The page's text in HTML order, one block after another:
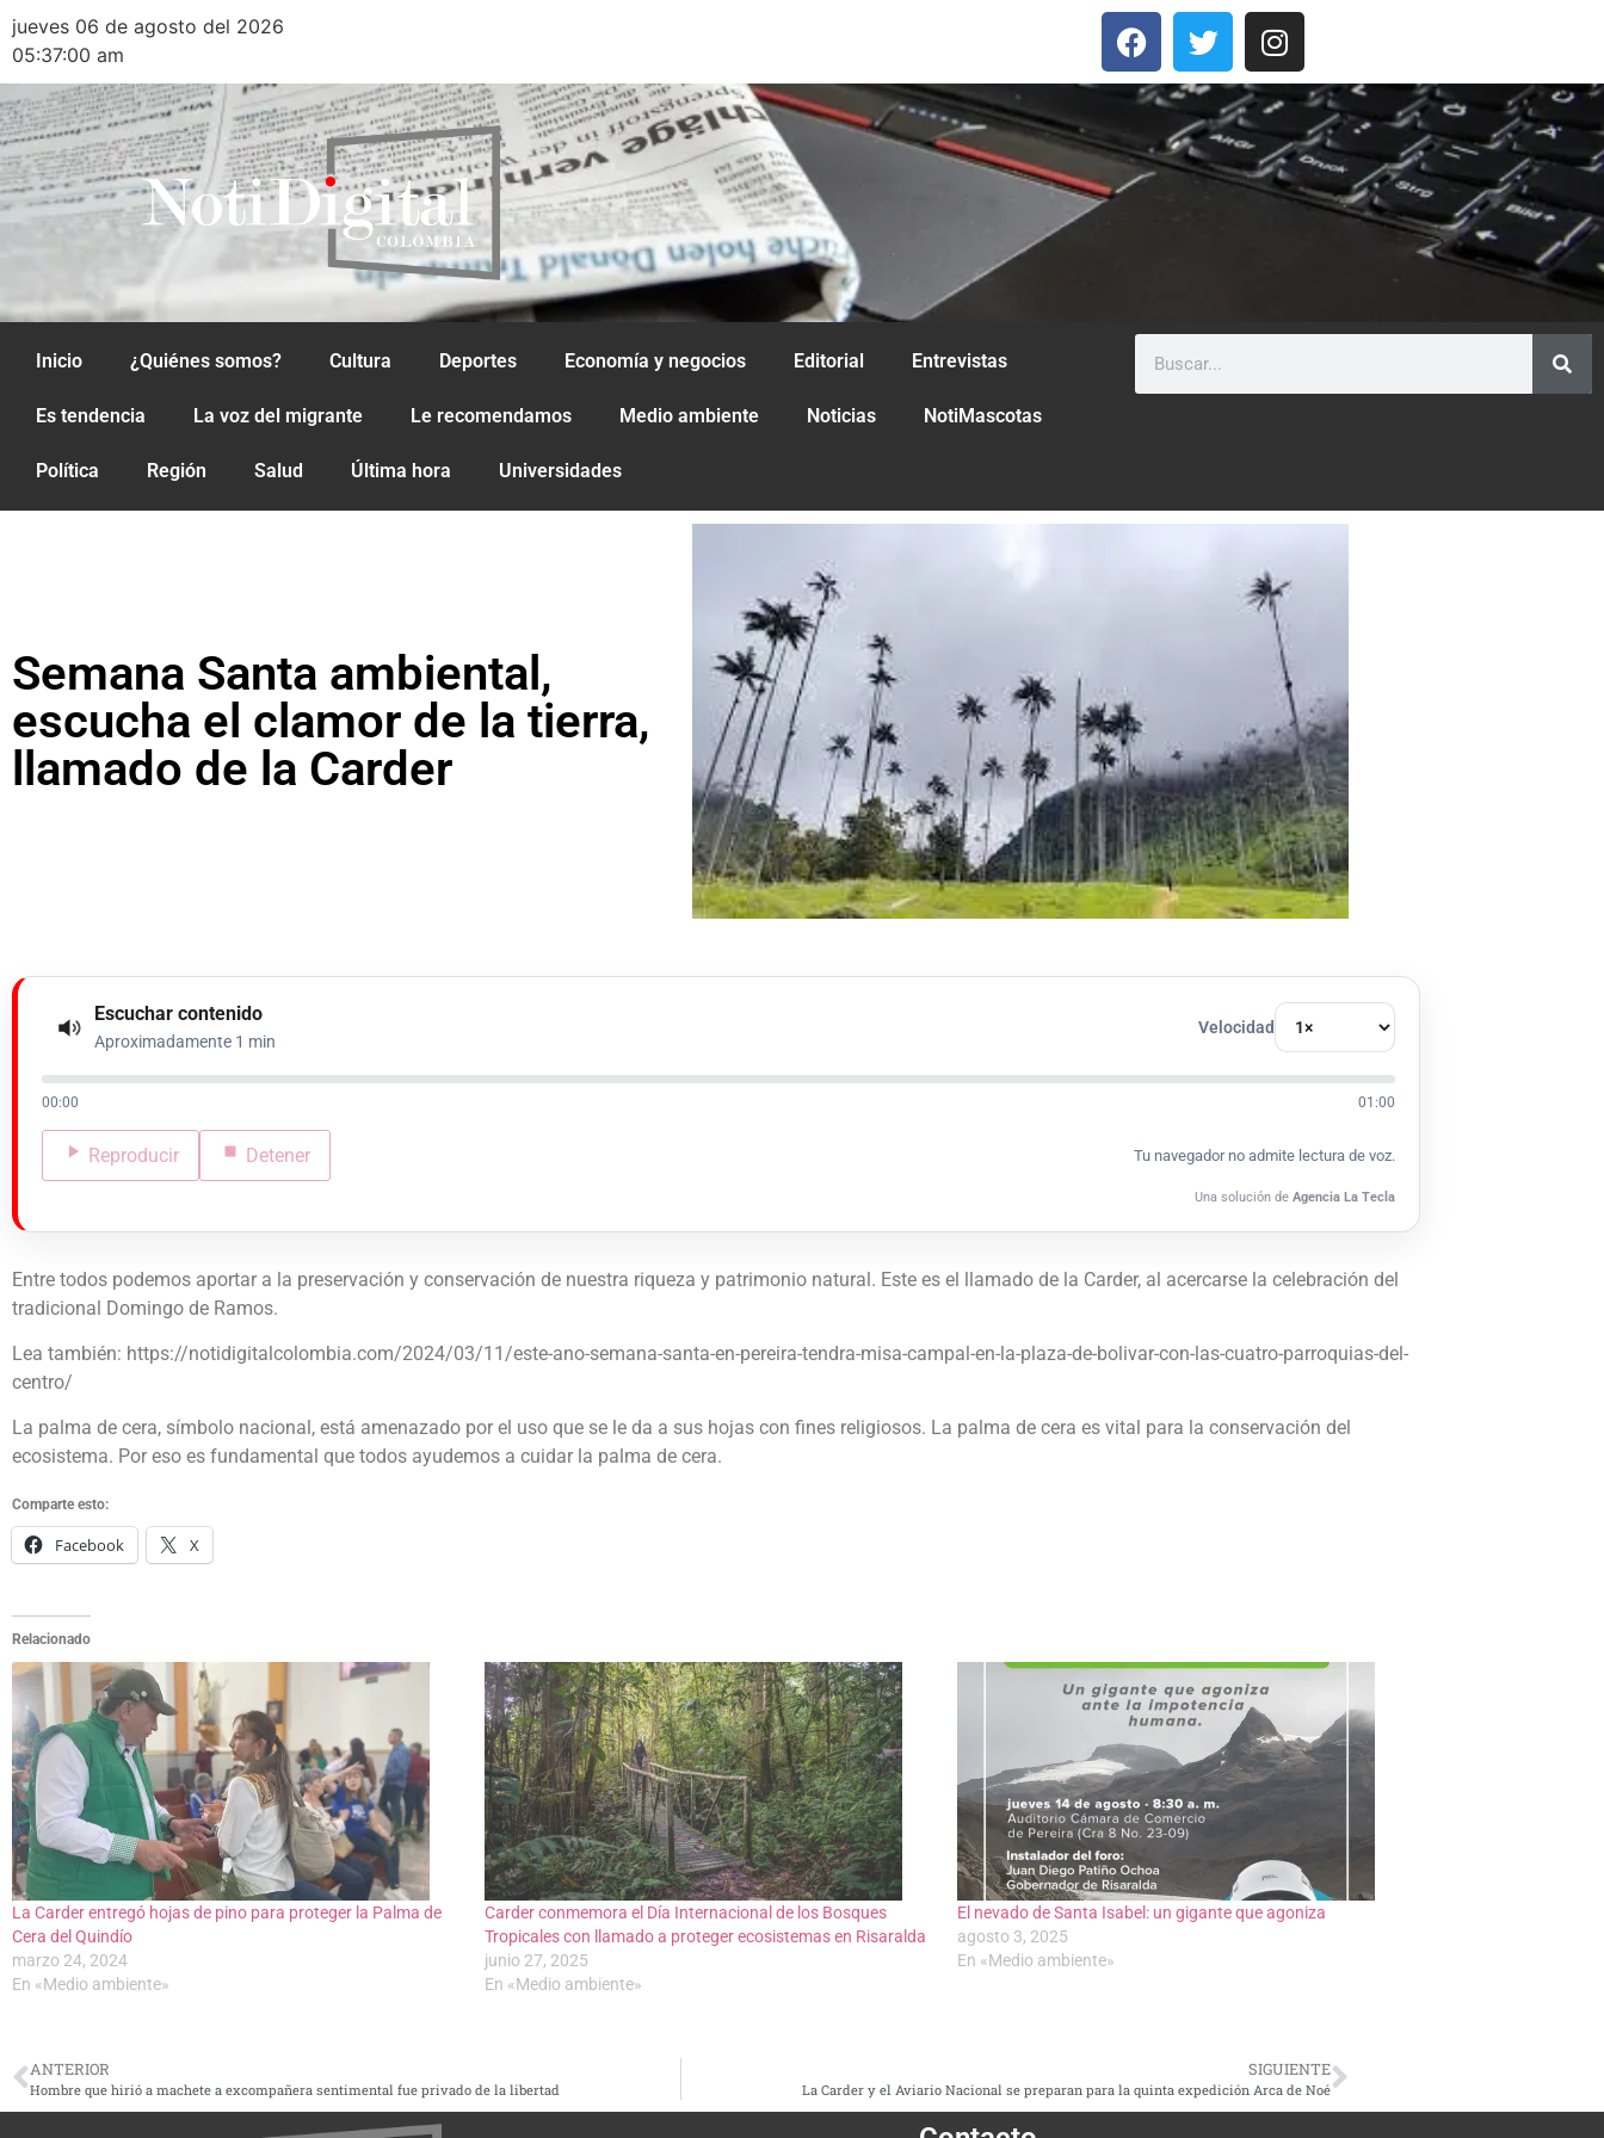
jueves 06 de agosto del 2026
05:37:00 am
Inicio ¿Quiénes somos? Cultura Deportes Economía y negocios Editorial Entrevistas
Es tendencia La voz del migrante Le recomendamos Medio ambiente Noticias NotiMascotas
Política Región Salud Última hora Universidades
Semana Santa ambiental,
escucha el clamor de la tierra,
llamado de la Carder
Escuchar contenido
Aproximadamente 1 min
Velocidad
00:00 01:00
Reproducir Detener Tu navegador no admite lectura de voz.
Una solución de Agencia La Tecla
Entre todos podemos aportar a la preservación y conservación de nuestra riqueza y patrimonio natural. Este es el llamado de la Carder, al acercarse la celebración del
tradicional Domingo de Ramos.
Lea también: https://notidigitalcolombia.com/2024/03/11/este-ano-semana-santa-en-pereira-tendra-misa-campal-en-la-plaza-de-bolivar-con-las-cuatro-parroquias-del-
centro/
La palma de cera, símbolo nacional, está amenazado por el uso que se le da a sus hojas con fines religiosos. La palma de cera es vital para la conservación del
ecosistema. Por eso es fundamental que todos ayudemos a cuidar la palma de cera.
Comparte esto:
Facebook X
Relacionado
La Carder entregó hojas de pino para proteger la Palma de
Cera del Quindío
marzo 24, 2024
En «Medio ambiente»
Carder conmemora el Día Internacional de los Bosques
Tropicales con llamado a proteger ecosistemas en Risaralda
junio 27, 2025
En «Medio ambiente»
El nevado de Santa Isabel: un gigante que agoniza
agosto 3, 2025
En «Medio ambiente»
ANTERIOR
Hombre que hirió a machete a excompañera sentimental fue privado de la libertad
SIGUIENTE
La Carder y el Aviario Nacional se preparan para la quinta expedición Arca de Noé